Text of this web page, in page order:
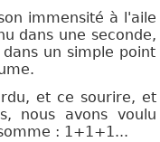
immensité à l'aile
dans une seconde,
un simple point
et ce sourire, et
nous avons voulu
: 1+1+1...